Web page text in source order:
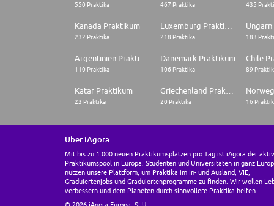
550 Praktika 467 Praktika 435
Kanada Praktikum
232 Praktika 218 Praktika 183
110 Praktika
Dänemark Praktikum
106 Praktika
Chile
89
Katar Praktikum
23 Praktika 20 Praktika 16
Über iAgora
Mit bis zu 1.000 neuen Praktikumsplätzen pro Tag ist iAgora der
Praktikumspool in Europa. Studenten und Universitäten in ganz
nutzen unsere Plattform, um Praktika im In- und Ausland, VIE,
Graduiertenjobs und Graduiertenprogramme zu finden. Wir wollen
verbessern und dem Planeten durch sinnvollere Praktika helfen.